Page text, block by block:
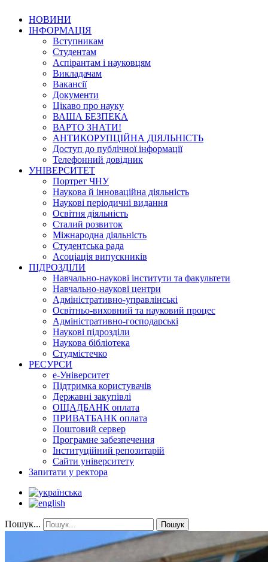
НОВИНИ
ІНФОРМАЦІЯ
Вступникам
Студентам
Аспірантам і науковцям
Викладачам
Вакансії
Документи
Цікаво про науку
ВАША БЕЗПЕКА
ВАРТО ЗНАТИ!
АНТИКОРУПЦІЙНА ДІЯЛЬНІСТЬ
Доступ до публічної інформації
Телефонний довідник
УНІВЕРСИТЕТ
Портрет ЧНУ
Наукова й інноваційна діяльність
Наукові періодичні видання
Освітня діяльність
Сталий розвиток
Міжнародна діяльність
Студентська рада
Асоціація випускників
ПІДРОЗДІЛИ
Навчально-наукові інститути та факультети
Навчально-наукові центри
Адміністративно-управлінські
Освітньо-виховний та науковий процес
Адміністративно-господарські
Наукові підрозділи
Наукова бібліотека
Студмістечко
РЕСУРСИ
е-Університет
Підтримка користувачів
Державні закупівлі
ОЩАДБАНК оплата
ПРИВАТБАНК оплата
Поштовий сервер
Програмне забезпечення
Інституційний репозитарій
Сайти університету
Запитати у ректора
Пошук... Пошук